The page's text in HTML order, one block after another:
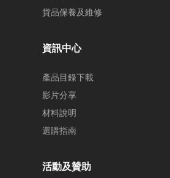
貨品保養及維修
資訊中心
產品目錄下載
影片分享
材料說明
選購指南
活動及贊助